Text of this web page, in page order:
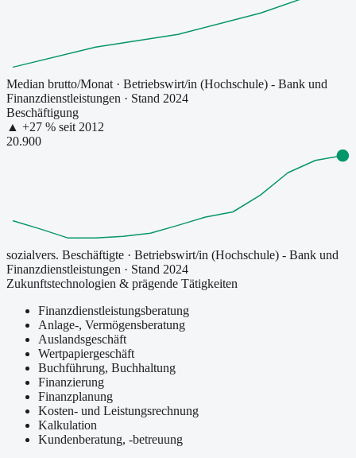
Median brutto/Monat · Betriebswirt/in (Hochschule) - Bank und
Finanzdienstleistungen · Stand 2024
Beschäftigung
▲ +27 % seit 2012
20.900
sozialvers. Beschäftigte · Betriebswirt/in (Hochschule) - Bank und
Finanzdienstleistungen · Stand 2024
Zukunftstechnologien & prägende Tätigkeiten
Finanzdienstleistungsberatung
Anlage-, Vermögensberatung
Auslandsgeschäft
Wertpapiergeschäft
Buchführung, Buchhaltung
Finanzierung
Finanzplanung
Kosten- und Leistungsrechnung
Kalkulation
Kundenberatung, -betreuung